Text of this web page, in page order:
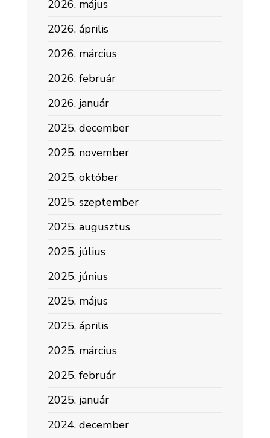
2026. május
2026. április
2026. március
2026. február
2026. január
2025. december
2025. november
2025. október
2025. szeptember
2025. augusztus
2025. július
2025. június
2025. május
2025. április
2025. március
2025. február
2025. január
2024. december